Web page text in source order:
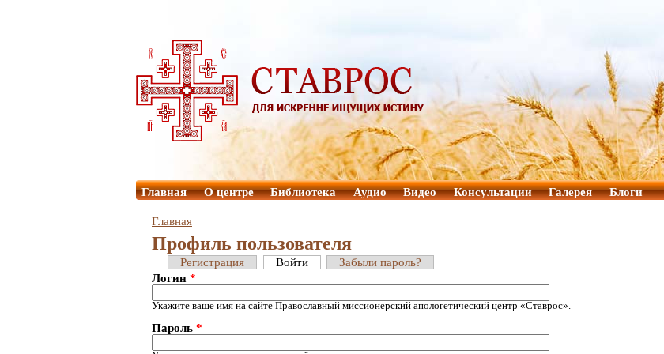
Главная О центре Библиотека Аудио Видео Консультации Галерея Блоги
Главная
Профиль пользователя
Регистрация Войти
Забыли пароль?
Логин *
Укажите ваше имя на сайте Православный миссионерский апологетический центр «Ставрос».
Пароль *